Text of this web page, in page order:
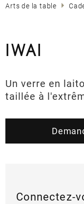
Arts de la table
IWAI
Un verre en
taillée à
Connectez-